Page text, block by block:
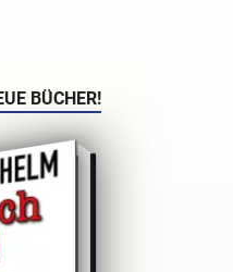
BÜCHER!